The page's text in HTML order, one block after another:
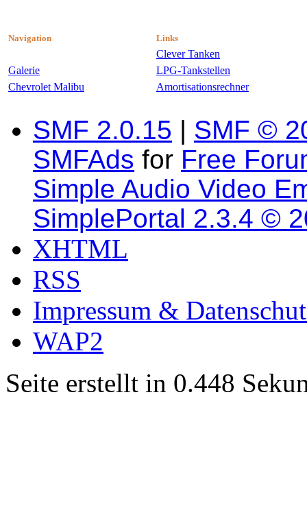
Navigation Links
Clever Tanken
Galerie
LPG-Tankstellen
Chevrolet Malibu
Amortisationsrechner
SMF 2.0.15 | SMF ©
SMFAds for Free
Simple Audio Video
SimplePortal 2.3.4 ©
XHTML
RSS
Impressum &
WAP2
Seite erstellt in 0.448